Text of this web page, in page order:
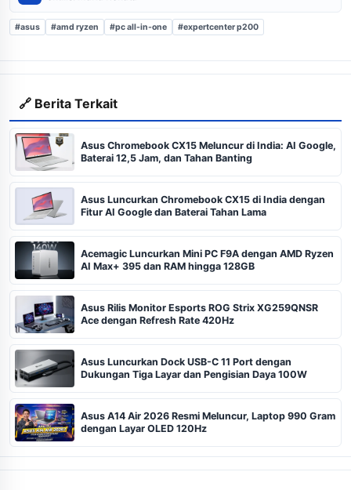
#asus #amd ryzen #pc all-in-one #expertcenter p200
🔗 Berita Terkait
Asus Chromebook CX15 Meluncur di India: AI Google,
Baterai 12,5 Jam, dan Tahan Banting
Asus Luncurkan Chromebook CX15 di India dengan
Fitur AI Google dan Baterai Tahan Lama
Acemagic Luncurkan Mini PC F9A dengan AMD Ryzen
AI Max+ 395 dan RAM hingga 128GB
Asus Rilis Monitor Esports ROG Strix XG259QNSR
Ace dengan Refresh Rate 420Hz
Asus Luncurkan Dock USB-C 11 Port dengan
Dukungan Tiga Layar dan Pengisian Daya 100W
Asus A14 Air 2026 Resmi Meluncur, Laptop 990 Gram
dengan Layar OLED 120Hz